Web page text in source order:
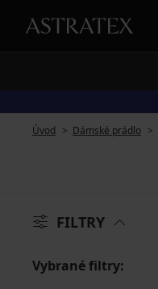
Úvod Dámské prádlo
FILTRY
Vybrané filtry: